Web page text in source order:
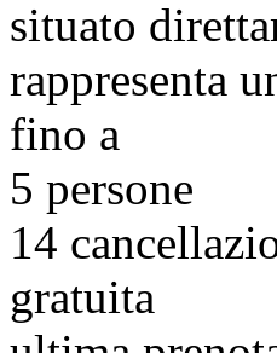
situato
rappresenta
fino a
5 persone
14
gratuita